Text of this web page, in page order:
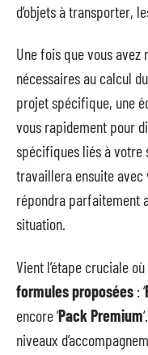
d’objets à transporter,
Une fois que vous
nécessaires au calcul du
projet spécifique, une
vous rapidement pour
spécifiques liés à votre
travaillera ensuite
répondra parfaitement
situation.
Vient l’étape cruciale
formules proposées : ‘
encore ‘Pack Premium
niveaux